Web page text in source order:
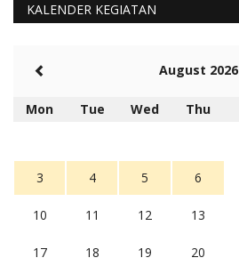
KALENDER KEGIATAN
August 2026
Mon Tue Wed Thu
3 4 5 6
10 11 12 13
17 18 19 20